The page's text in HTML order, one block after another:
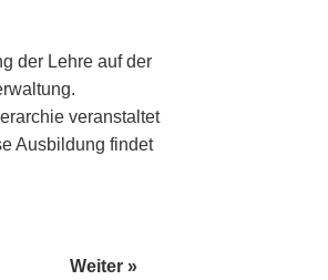
der Lehre auf der
veranstaltet
Ausbildung findet
Weiter »